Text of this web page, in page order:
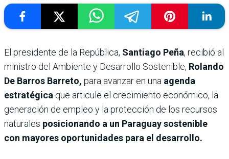
El presidente de la República, Santiago Peña, recibió al
ministro del Ambiente y Desarrollo Sostenible, Rolando
De Barros Barreto, para avanzar en una agenda
estratégica que articule el crecimiento económico, la
generación de empleo y la protección de los recursos
naturales posicionando a un Paraguay sostenible
con mayores oportunidades para el desarrollo.